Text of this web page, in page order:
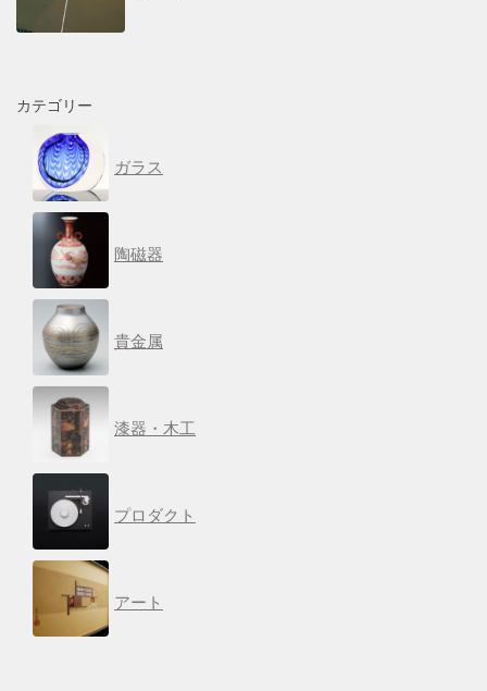
カテゴリー
ガラス
陶磁器
貴金属
漆器・木工
プロダクト
アート